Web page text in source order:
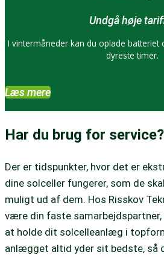
Undgå høje
I vintermåneder kan du oplade
dyreste timer.
Læs mere
Har du brug for service?
Der er tidspunkter, hvor det er
dine solceller fungerer, som de
muligt ud af dem. Hos Risskov
være din faste
at holde dit solcelleanlæg i
anlægget altid yder sit bedste, så